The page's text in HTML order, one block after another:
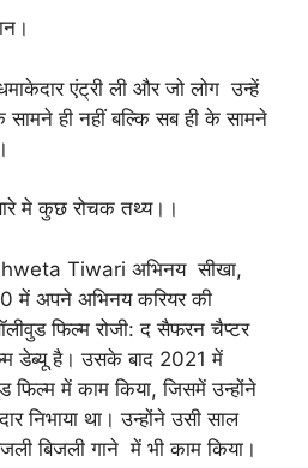
एंट्री ली और जो लोग उन्हें
सामने ही नहीं बल्कि सब ही के सामने
मे कुछ रोचक तथ्य।।
Tiwari अभिनय सीखा,
में अपने अभिनय करियर की
फिल्म रोजी: द सैफरन चैप्टर
डेब्यू है। उसके बाद 2021 में
फिल्म में काम किया, जिसमें उन्होंने
निभाया था। उन्होंने उसी साल
बिजली गाने में भी काम किया।